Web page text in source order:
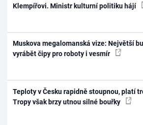
Klempířovi. Ministr kulturní politiku hájí
Muskova megalomanská vize: Největší
vyrábět čipy pro roboty i vesmír
Teploty v Česku rapidně stoupnou, platí
Tropy však brzy utnou silné bouřky